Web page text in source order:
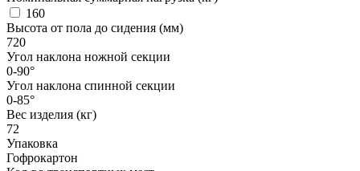
160
Высота от пола до сидения (мм)
720
Угол наклона ножной секции
0-90°
Угол наклона спинной секции
0-85°
Вес изделия (кг)
72
Упаковка
Гофрокартон